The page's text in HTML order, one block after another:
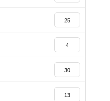
25
4
30
13